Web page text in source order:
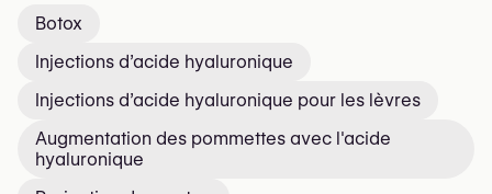
Botox
Injections d’acide hyaluronique
Injections d’acide hyaluronique pour les lèvres
Augmentation des pommettes avec l'acide
hyaluronique